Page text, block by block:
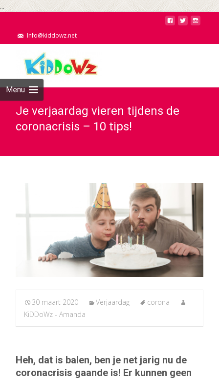
...
Info@kiddowz.net
Menu
Je verjaardag vieren tijdens de
coronacrisis – 10 tips!
30 maart 2020 Verjaardag
corona
KiDDoWz - Amanda
Heh, dat is balen, ben je net jarig nu de
coronacrisis gaande is! Er kunnen geen